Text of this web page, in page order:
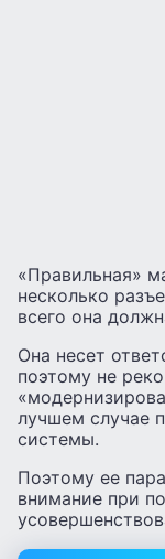
«Правильная»
несколько
всего она
Она несет
поэтому не
лучшем случае
системы.
Поэтому ее
внимание при